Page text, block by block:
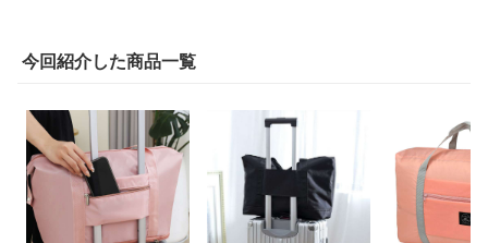
今回紹介した商品一覧